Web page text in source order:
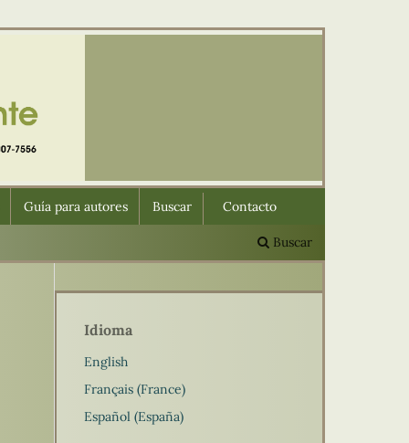
Guía para autores Buscar Contacto
Buscar
Idioma
English
Français (France)
Español (España)